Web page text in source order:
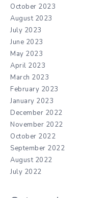
October 2023
August 2023
July 2023
June 2023
May 2023
April 2023
March 2023
February 2023
January 2023
December 2022
November 2022
October 2022
September 2022
August 2022
July 2022